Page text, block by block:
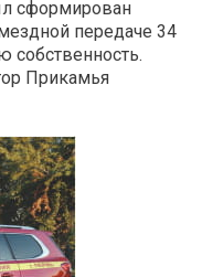
сформирован
передаче 34
собственность.
Прикамья